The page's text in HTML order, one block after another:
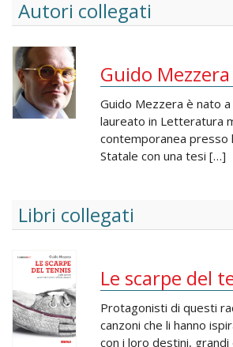
Autori collegati
Guido Mezzera
Guido Mezzera è nato
laureato in Letteratura
contemporanea presso
Statale con una tesi […]
Libri collegati
Le scarpe del
Protagonisti di questi
canzoni che li hanno
con i loro destini,